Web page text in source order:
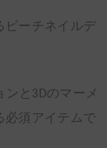
ビーチネイルデ
と3Dのマーメ
必須アイテムで